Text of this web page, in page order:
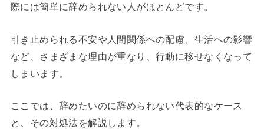
際には簡単に辞められない人がほとんどです。
引き止められる不安や人間関係への配慮、生活への影響
など、さまざまな理由が重なり、行動に移せなくなって
しまいます。
ここでは、辞めたいのに辞められない代表的なケース
と、その対処法を解説します。